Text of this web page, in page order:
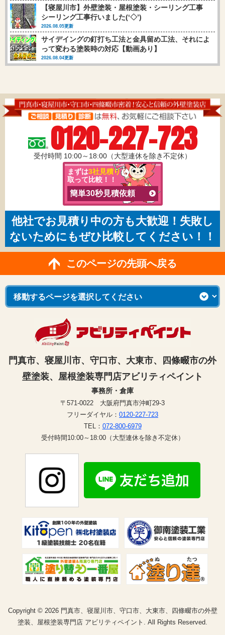
【寝屋川市】外壁塗装・屋根塗装・シーリング工事
シーリング工事行いました(‘◇’)ゞ
2026.08.05更新
サイデイングの釘打ち工法と金具留め工法、それによ
って変わる塗装時の対応【動画あり】
2026.08.04更新
0120-227-723
受付時間 10:00～18:00（大型連休を除き不定休）
まずは3社見積りを
取って比較！！
簡単30秒見積依頼
他社でお見積り中の方も大歓迎！失敗し
ないためにもぜひ比較してください！！
このページの先頭へ戻る
門真市、寝屋川市、守口市、大東市、四條畷市の外
壁塗装、屋根塗装専門店アビリティペイント
事務所・倉庫
〒571-0022 大阪府門真市沖町29-3
フリーダイヤル： 0120-227-723
TEL： 072-800-6979
受付時間10:00～18:00（大型連休を除き不定休）
Copyright © 2026 門真市、寝屋川市、守口市、大東市、四條畷市の外壁
塗装、屋根塗装専門店 アビリティペイント. All Rights Reserved.